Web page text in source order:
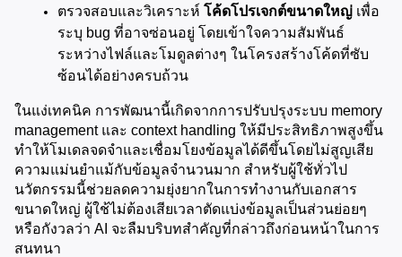
ตรวจสอบและวิเคราะห์ โค้ดโปรเจกต์ขนาดใหญ่ เพื่อ
ระบุ bug ที่อาจซ่อนอยู่ โดยเข้าใจความสัมพันธ์
ระหว่างไฟล์และโมดูลต่างๆ ในโครงสร้างโค้ดที่ซับ
ซ้อนได้อย่างครบถ้วน
ในแง่เทคนิค การพัฒนานี้เกิดจากการปรับปรุงระบบ memory
management และ context handling ให้มีประสิทธิภาพสูงขึ้น
ทำให้โมเดลจดจำและเชื่อมโยงข้อมูลได้ดีขึ้นโดยไม่สูญเสีย
ความแม่นยำแม้กับข้อมูลจำนวนมาก สำหรับผู้ใช้ทั่วไป
นวัตกรรมนี้ช่วยลดความยุ่งยากในการทำงานกับเอกสาร
ขนาดใหญ่ ผู้ใช้ไม่ต้องเสียเวลาตัดแบ่งข้อมูลเป็นส่วนย่อยๆ
หรือกังวลว่า AI จะลืมบริบทสำคัญที่กล่าวถึงก่อนหน้าในการ
สนทนา